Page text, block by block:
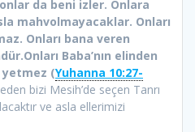
da beni izler. Onlara
mahvolmayacaklar. Onları
Onları bana veren
Baba’nın elinden
(Yuhanna 10:27-
bizi Mesih’de seçen Tanrı
ve asla ellerimizi